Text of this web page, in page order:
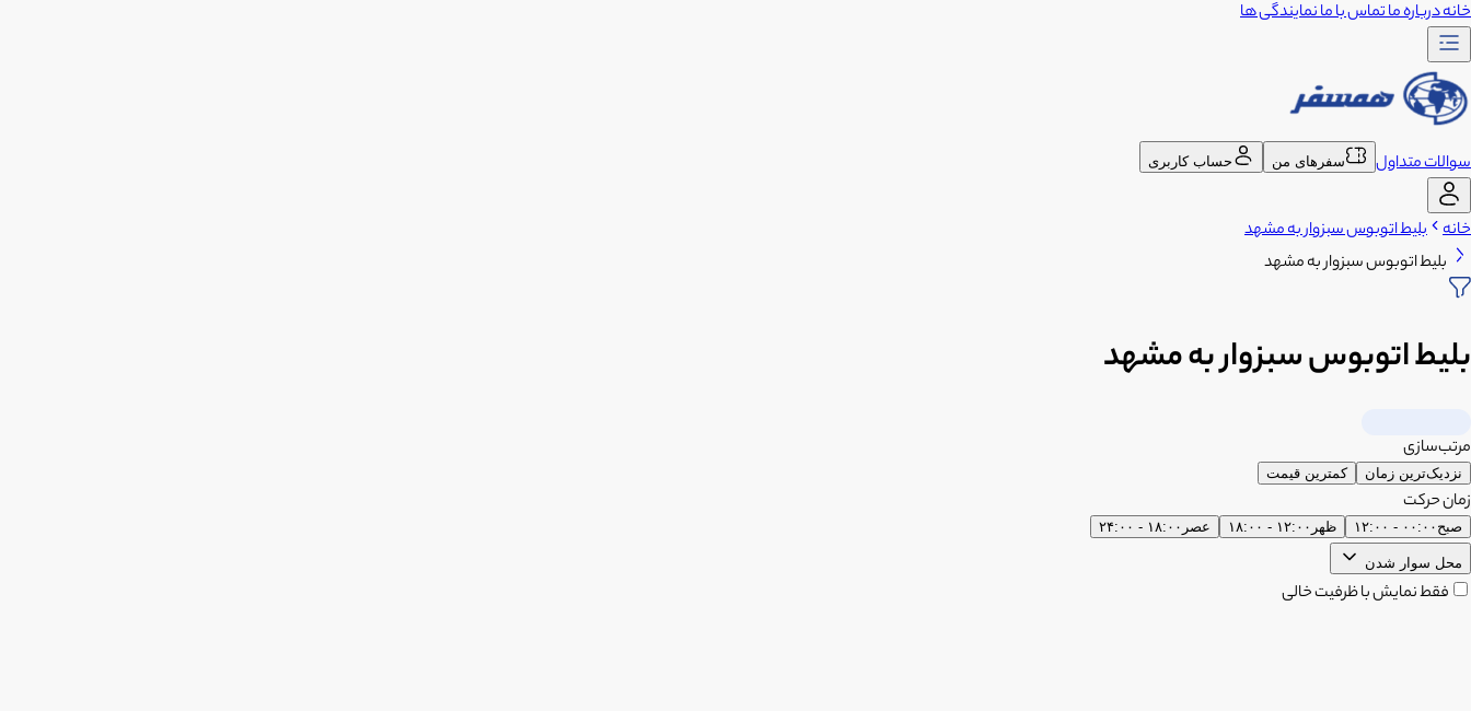
خانهدرباره ماتماس با مانمایندگی ها
سوالات متداول سفرهای من حساب کاربری
خانه بلیط اتوبوس سبزوار به مشهد
بلیط اتوبوس سبزوار به مشهد
بلیط اتوبوس سبزوار به مشهد
مرتب‌سازی
نزدیک‌ترین زمان کمترین قیمت
زمان حرکت
صبح ۰۰:۰۰ - ۱۲:۰۰ ظهر ۱۲:۰۰ - ۱۸:۰۰ عصر ۱۸:۰۰ - ۲۴:۰۰
محل سوار شدن
فقط نمایش با ظرفیت خالی